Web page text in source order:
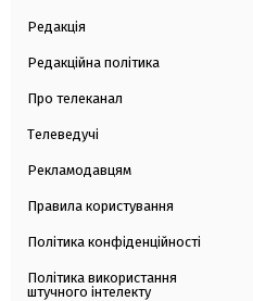
Редакція
Редакційна політика
Про телеканал
Телеведучі
Рекламодавцям
Правила користування
Політика конфіденційності
Політика використання
штучного інтелекту